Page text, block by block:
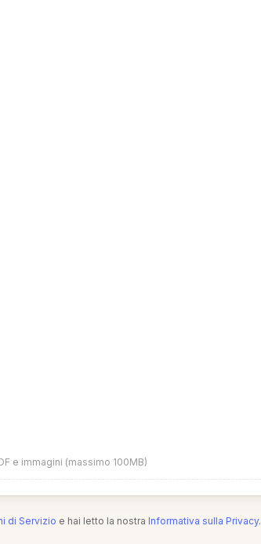
e immagini (massimo 100MB)
di Servizio e hai letto la nostra Informativa sulla Privacy.